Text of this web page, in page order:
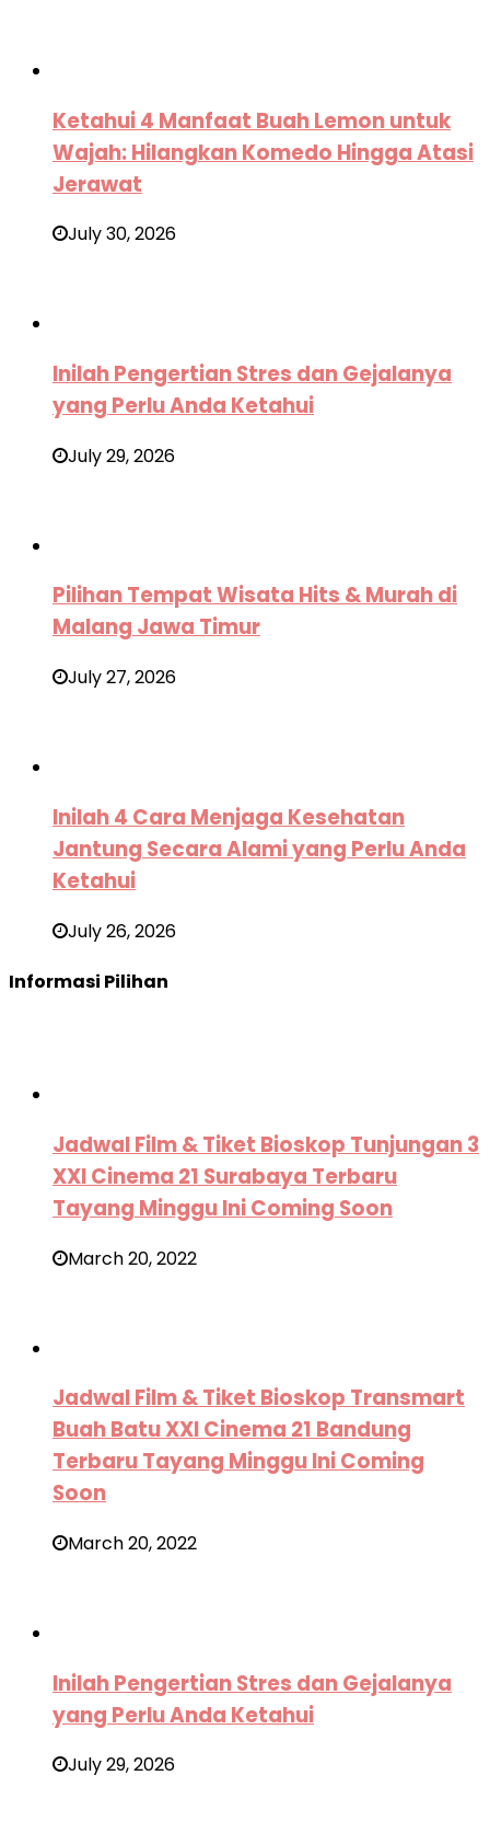
Ketahui 4 Manfaat Buah Lemon untuk
Wajah: Hilangkan Komedo Hingga Atasi
Jerawat
July 30, 2026
Inilah Pengertian Stres dan Gejalanya
yang Perlu Anda Ketahui
July 29, 2026
Pilihan Tempat Wisata Hits & Murah di
Malang Jawa Timur
July 27, 2026
Inilah 4 Cara Menjaga Kesehatan
Jantung Secara Alami yang Perlu Anda
Ketahui
July 26, 2026
Informasi Pilihan
Jadwal Film & Tiket Bioskop Tunjungan 3
XXI Cinema 21 Surabaya Terbaru
Tayang Minggu Ini Coming Soon
March 20, 2022
Jadwal Film & Tiket Bioskop Transmart
Buah Batu XXI Cinema 21 Bandung
Terbaru Tayang Minggu Ini Coming
Soon
March 20, 2022
Inilah Pengertian Stres dan Gejalanya
yang Perlu Anda Ketahui
July 29, 2026